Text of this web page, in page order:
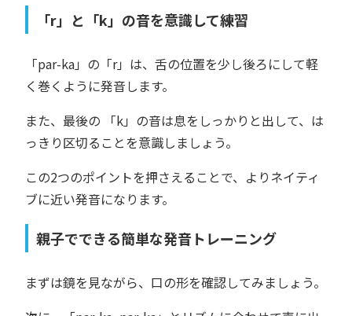
「r」と「k」の音を意識して練習
「par-ka」の「r」は、舌の位置を少し後ろにして軽
く巻くように発音します。
また、最後の 「k」の音は息をしっかりと出して、は
っきり区切ることを意識しましょう。
この2つのポイントを押さえることで、よりネイティ
ブに近い発音になります。
親子でできる簡単な発音トレーニング
まずは鏡を見ながら、口の形を確認してみましょう。